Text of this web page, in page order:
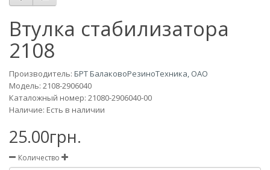
Втулка стабилизатора
2108
Производитель: БРТ БалаковоРезиноТехника, ОАО
Модель: 2108-2906040
Каталожный номер: 21080-2906040-00
Наличие: Есть в наличии
25.00грн.
Количество